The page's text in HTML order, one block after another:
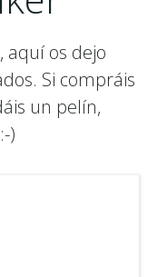
aquí os dejo
Si compráis
un pelín,
)